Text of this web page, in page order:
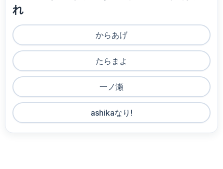
れ
からあげ
たらまよ
一ノ瀬
ashikaなり!